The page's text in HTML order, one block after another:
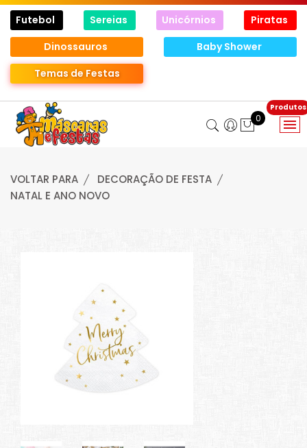
Futebol Sereias Unicórnios
Piratas
Dinossauros
Baby Shower
Temas de Festas
0
VOLTAR PARA
DECORAÇÃO DE FESTA
NATAL E ANO NOVO